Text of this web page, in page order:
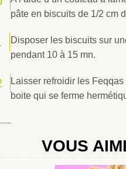
pâte en biscuits de 1/2 cm
Disposer les biscuits sur
pendant 10 à 15 mn.
Laisser refroidir les
boite qui se ferme
VOUS